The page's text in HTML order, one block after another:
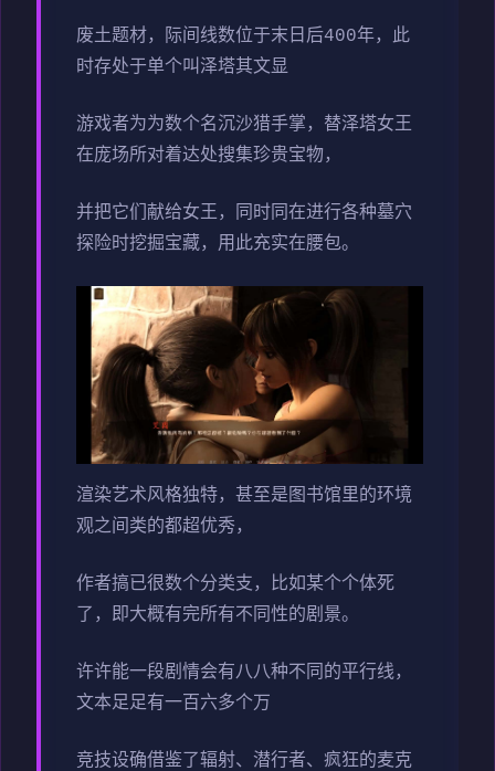
废土题材，际间线数位于末日后400年，此
时存处于单个叫泽塔其文显
游戏者为为数个名沉沙猎手掌，替泽塔女王
在庞场所对着达处搜集珍贵宝物，
并把它们献给女王，同时同在进行各种墓穴
探险时挖掘宝藏，用此充实在腰包。
渲染艺术风格独特，甚至是图书馆里的环境
观之间类的都超优秀，
作者搞已很数个分类支，比如某个个体死
了，即大概有完所有不同性的剧景。
许许能一段剧情会有八八种不同的平行线，
文本足足有一百六多个万
竞技设确借鉴了辐射、潜行者、疯狂的麦克